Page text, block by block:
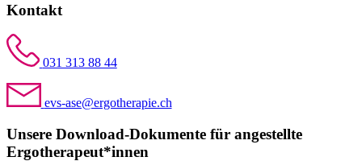
Kontakt
031 313 88 44
evs-ase@ergotherapie.ch
Unsere Download-Dokumente für angestellte
Ergotherapeut*innen